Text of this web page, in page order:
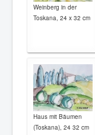
Weinberg in der
Toskana, 24 x 32 cm
Haus mit Bäumen
(Toskana), 24 32 cm